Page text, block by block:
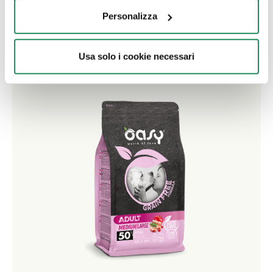
Personalizza
Usa solo i cookie necessari
Alimento completo per cani adulti di taglia media e
grande di un anno o più. Prodotto senza cereali